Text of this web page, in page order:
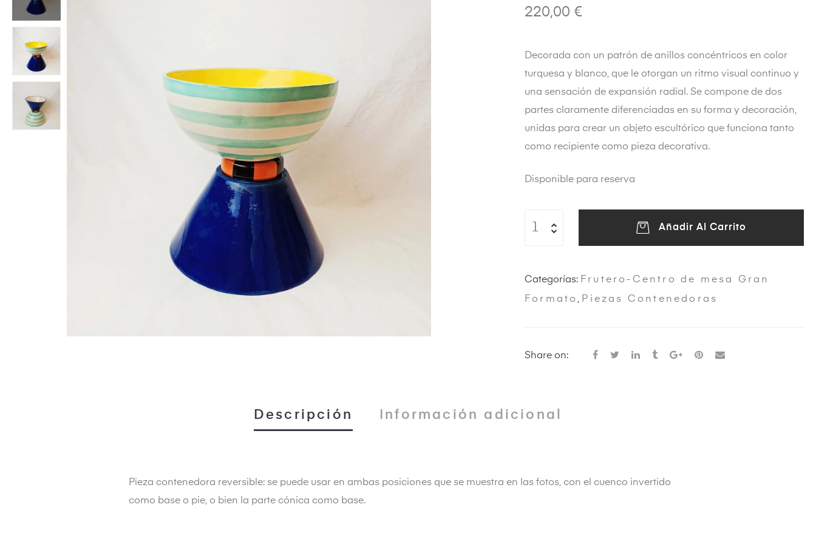
220,00 €
Decorada con un patrón de anillos concéntricos en color
turquesa y blanco, que le otorgan un ritmo visual continuo y
una sensación de expansión radial. Se compone de dos
partes claramente diferenciadas en su forma y decoración,
unidas para crear un objeto escultórico que funciona tanto
como recipiente como pieza decorativa.
Disponible para reserva
Añadir Al Carrito
Categorías: Frutero-Centro de mesa Gran
Formato , Piezas Contenedoras
Share on:
Descripción Información adicional
Pieza contenedora reversible: se puede usar en ambas posiciones que se muestra en las fotos, con el cuenco invertido
como base o pie, o bien la parte cónica como base.